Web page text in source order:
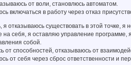
от воли, становлюсь автоматом.
включаться в работу через отказ
отказываюсь существовать в этой точке, я
на себя, я оставляю управление программе,
собой.
от способностей, отказываюсь от
от себя через сброс ответственности и